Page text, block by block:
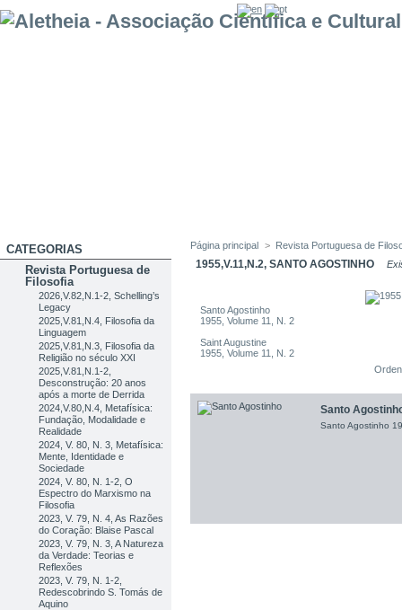
CATEGORIAS
Revista Portuguesa de
Filosofia
2026,V.82,N.1-2, Schelling’s
Legacy
2025,V.81,N.4, Filosofia da
Linguagem
2025,V.81,N.3, Filosofia da
Religião no século XXI
2025,V.81,N.1-2,
Desconstrução: 20 anos
após a morte de Derrida
2024,V.80,N.4, Metafísica:
Fundação, Modalidade e
Realidade
2024, V. 80, N. 3, Metafísica:
Mente, Identidade e
Sociedade
2024, V. 80, N. 1-2, O
Espectro do Marxismo na
Filosofia
2023, V. 79, N. 4, As Razões
do Coração: Blaise Pascal
2023, V. 79, N. 3, A Natureza
da Verdade: Teorias e
Reflexões
2023, V. 79, N. 1-2,
Redescobrindo S. Tomás de
Aquino
Página principal > Revista Portuguesa de
1955,V.11,N.2, SANTO AGOSTINHO
Santo Agostinho
1955, Volume 11, N. 2
Saint Augustine
1955, Volume 11, N. 2
Santo
Santo Agostinho